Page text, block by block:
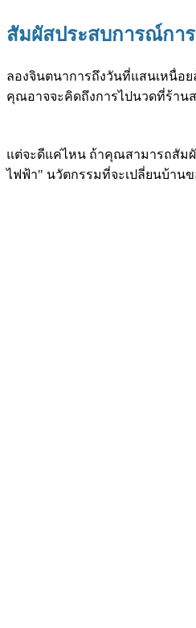
สัมผัสประสบการณ์กา
ลองจินตนาการถึงวันที่แสนเหนื่อ
คุณอาจจะคิดถึงการไปนวดที่ร้าน
แต่จะดีแค่ไหน ถ้าคุณสามารถสัมผั
ไฟฟ้า" นวัตกรรมที่จะเปลี่ยนบ้า